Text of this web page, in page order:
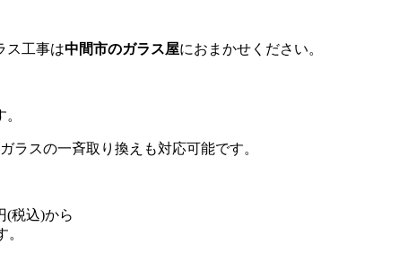
ス工事は中間市のガラス屋におまかせください。
ラスの一斉取り換えも対応可能です。